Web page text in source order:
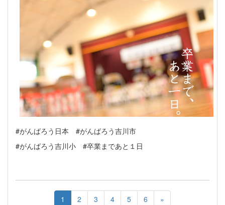
#がんばろう日本 #がんばろう吉川市
#がんばろう吉川小 #卒業まであと１日
1 2 3 4 5 6 »